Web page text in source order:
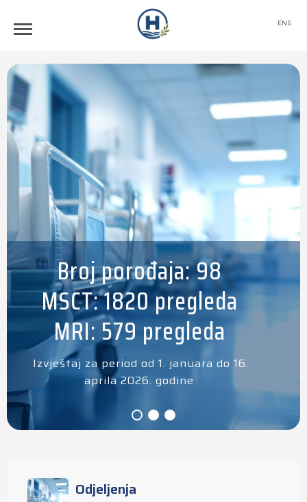
ENG
Broj porođaja: 98
MSCT: 1820 pregleda
MRI: 579 pregleda
Izvještaj za period od 1. januara do 16.
aprila 2026. godine
Odjeljenja